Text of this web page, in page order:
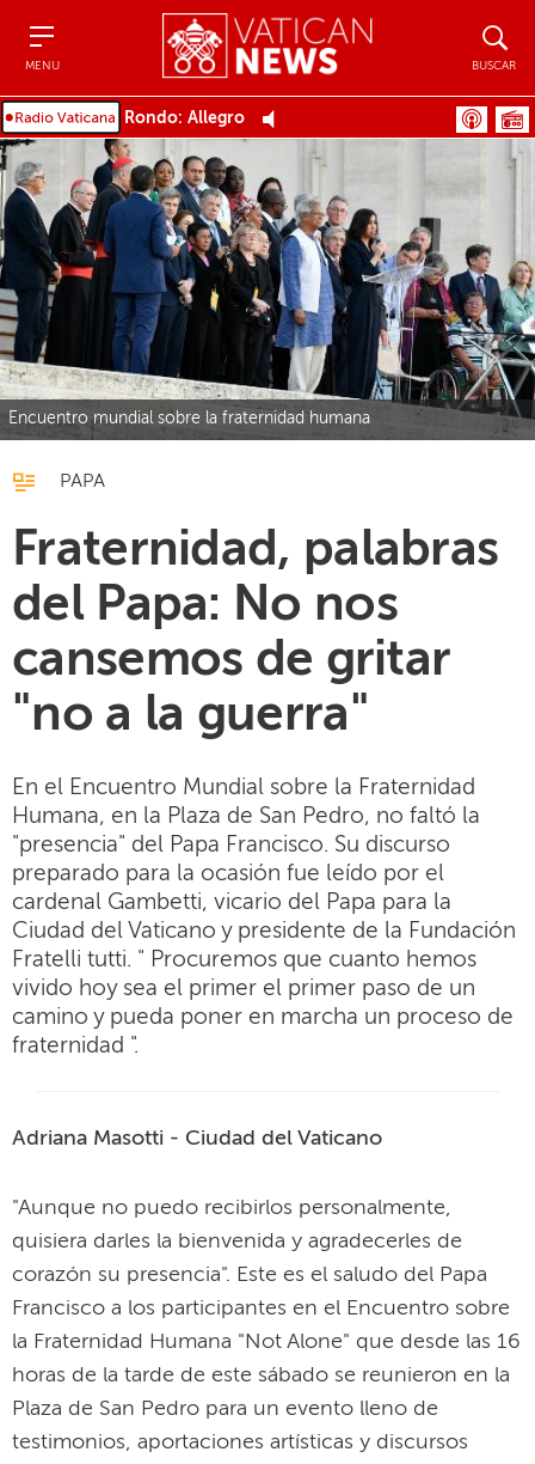
MENU BUSCAR
Rondo: Allegro
Encuentro mundial sobre la fraternidad humana
PAPA
Fraternidad, palabras
del Papa: No nos
cansemos de gritar
"no a la guerra"
En el Encuentro Mundial sobre la Fraternidad
Humana, en la Plaza de San Pedro, no faltó la
"presencia" del Papa Francisco. Su discurso
preparado para la ocasión fue leído por el
cardenal Gambetti, vicario del Papa para la
Ciudad del Vaticano y presidente de la Fundación
Fratelli tutti. " Procuremos que cuanto hemos
vivido hoy sea el primer el primer paso de un
camino y pueda poner en marcha un proceso de
fraternidad ".
Adriana Masotti - Ciudad del Vaticano
"Aunque no puedo recibirlos personalmente,
quisiera darles la bienvenida y agradecerles de
corazón su presencia". Este es el saludo del Papa
Francisco a los participantes en el Encuentro sobre
la Fraternidad Humana "Not Alone" que desde las 16
horas de la tarde de este sábado se reunieron en la
Plaza de San Pedro para un evento lleno de
testimonios, aportaciones artísticas y discursos